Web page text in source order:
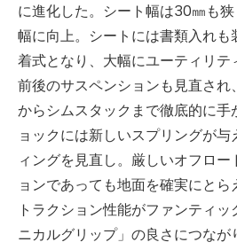
に進化した。シート幅は30㎜も
幅に向上。シートには書類入れ
着式となり、大幅にユーティリテ
前後のサスペンションも見直さ
からシムスタックまで徹底的に手
ョックには新しいスプリングが
ィングを見直し。厳しいオフロ
ョンであっても地面を確実にと
トラクション性能がファンティ
ニカルグリップ」の良さにつな